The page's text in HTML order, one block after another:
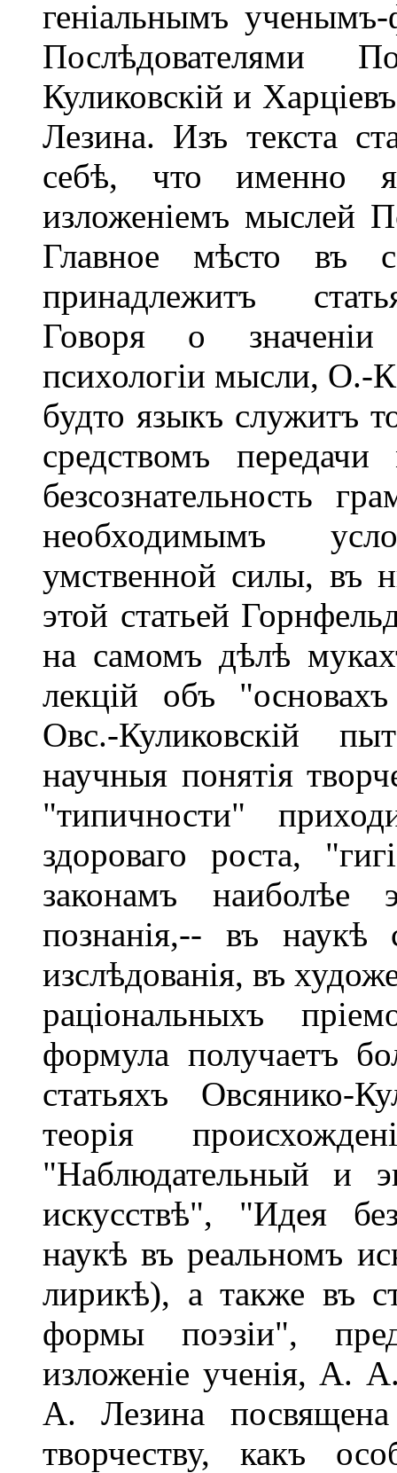
геніальнымъ
Послѣдователями
Куликовскій и
Лезина. Изъ текста
себѣ, что именно
изложеніемъ мыслей
Главное мѣсто въ
принадлежитъ
Говоря о значеніи
психологіи мысли, О.-
будто языкъ служитъ
средствомъ
безсознательность
необходимымъ
умственной силы, въ
этой статьей
на самомъ дѣлѣ
лекцій объ "основахъ
Овс.-Куликовскій
научныя понятія
"типичности"
здороваго роста,
законамъ наиболѣе
познанія,-- въ наукѣ
изслѣдованія, въ
раціональныхъ
формула получаетъ
статьяхъ Овсянико-
теорія
"Наблюдательный и
искусствѣ", "Идея
наукѣ въ реальномъ
лирикѣ), а также въ
формы поэзіи",
изложеніе ученія, А.
А. Лезина посвящена
творчеству, какъ